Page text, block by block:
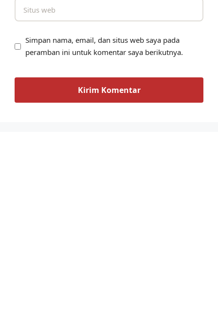
Simpan nama, email, dan situs web saya pada
peramban ini untuk komentar saya berikutnya.